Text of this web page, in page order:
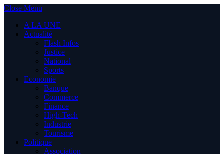
Close Menu
A LA UNE
Actualité
Flash Infos
Justice
National
Sports
Economie
Banque
Commerce
Finance
High-Tech
Industrie
Tourisme
Politique
Association